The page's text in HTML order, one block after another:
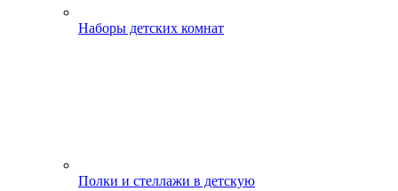
Наборы детских комнат
Полки и стеллажи в детскую